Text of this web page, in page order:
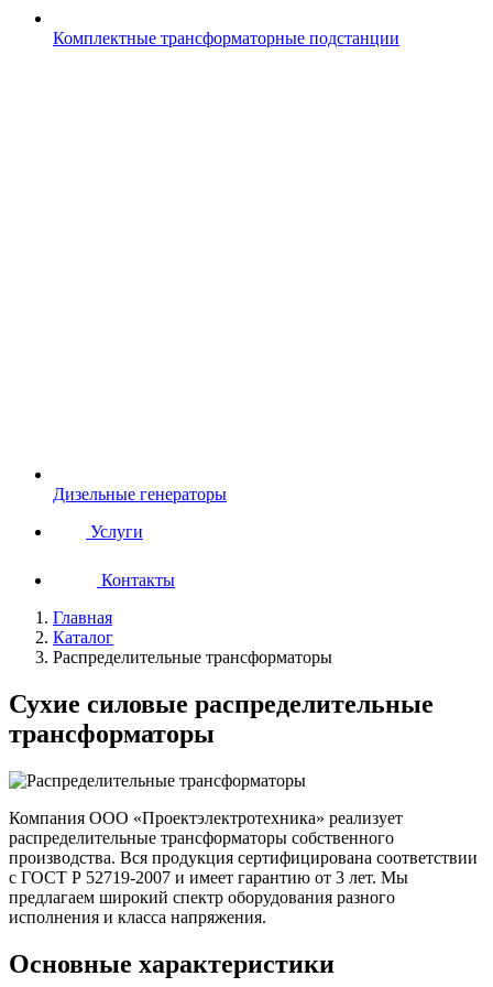
Комплектные трансформаторные подстанции
Дизельные генераторы
Услуги
Контакты
Главная
Каталог
Распределительные трансформаторы
Сухие силовые распределительные
трансформаторы
Компания ООО «Проектэлектротехника» реализует
распределительные трансформаторы собственного
производства. Вся продукция сертифицирована соответствии
с ГОСТ Р 52719-2007 и имеет гарантию от 3 лет. Мы
предлагаем широкий спектр оборудования разного
исполнения и класса напряжения.
Основные характеристики